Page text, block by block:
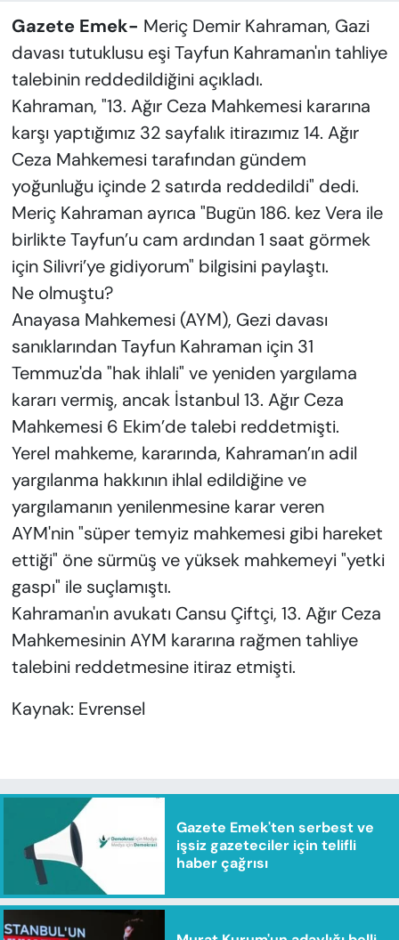
Gazete Emek- Meriç Demir Kahraman, Gazi
davası tutuklusu eşi Tayfun Kahraman'ın tahliye
talebinin reddedildiğini açıkladı.
Kahraman, "13. Ağır Ceza Mahkemesi kararına
karşı yaptığımız 32 sayfalık itirazımız 14. Ağır
Ceza Mahkemesi tarafından gündem
yoğunluğu içinde 2 satırda reddedildi" dedi.
Meriç Kahraman ayrıca "Bugün 186. kez Vera ile
birlikte Tayfun’u cam ardından 1 saat görmek
için Silivri’ye gidiyorum" bilgisini paylaştı.
Ne olmuştu?
Anayasa Mahkemesi (AYM), Gezi davası
sanıklarından Tayfun Kahraman için 31
Temmuz'da "hak ihlali" ve yeniden yargılama
kararı vermiş, ancak İstanbul 13. Ağır Ceza
Mahkemesi 6 Ekim’de talebi reddetmişti.
Yerel mahkeme, kararında, Kahraman’ın adil
yargılanma hakkının ihlal edildiğine ve
yargılamanın yenilenmesine karar veren
AYM'nin "süper temyiz mahkemesi gibi hareket
ettiği" öne sürmüş ve yüksek mahkemeyi "yetki
gaspı" ile suçlamıştı.
Kahraman'ın avukatı Cansu Çiftçi, 13. Ağır Ceza
Mahkemesinin AYM kararına rağmen tahliye
talebini reddetmesine itiraz etmişti.
Kaynak: Evrensel
Gazete Emek'ten serbest ve
işsiz gazeteciler için telifli
haber çağrısı
YAZAR KÖŞESİ
SİYASET
VAN VE DİYARBAKIR HABERLERİ